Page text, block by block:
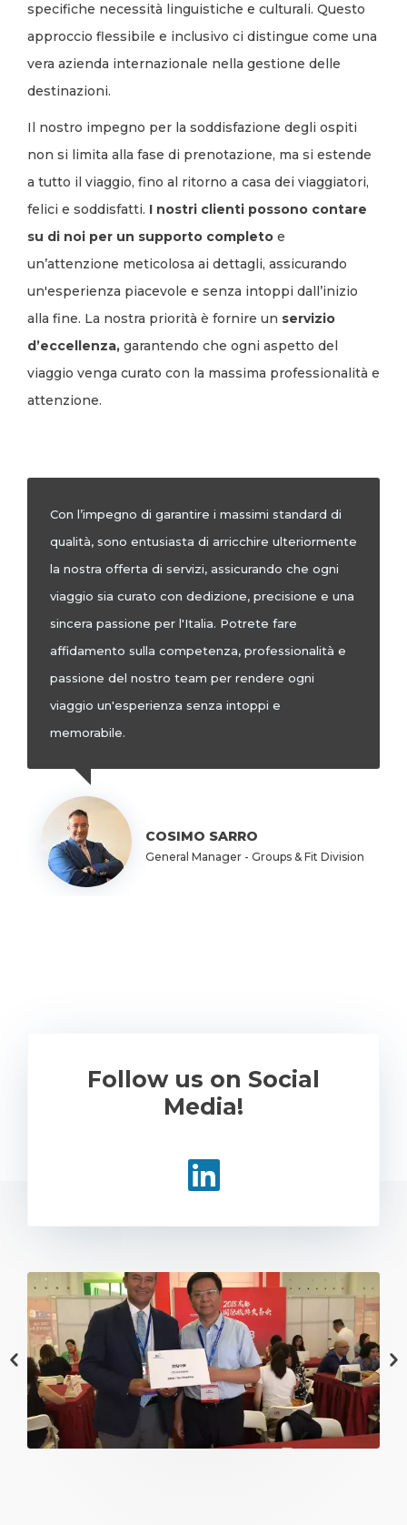
specifiche necessità linguistiche e culturali. Questo
approccio flessibile e inclusivo ci distingue come una
vera azienda internazionale nella gestione delle
destinazioni.
Il nostro impegno per la soddisfazione degli ospiti
non si limita alla fase di prenotazione, ma si estende
a tutto il viaggio, fino al ritorno a casa dei viaggiatori,
felici e soddisfatti. I nostri clienti possono contare
su di noi per un supporto completo e
un’attenzione meticolosa ai dettagli, assicurando
un'esperienza piacevole e senza intoppi dall’inizio
alla fine. La nostra priorità è fornire un servizio
d’eccellenza, garantendo che ogni aspetto del
viaggio venga curato con la massima professionalità e
attenzione.
Con l’impegno di garantire i massimi standard di
qualità, sono entusiasta di arricchire ulteriormente
la nostra offerta di servizi, assicurando che ogni
viaggio sia curato con dedizione, precisione e una
sincera passione per l'Italia. Potrete fare
affidamento sulla competenza, professionalità e
passione del nostro team per rendere ogni
viaggio un'esperienza senza intoppi e
memorabile.
Image
COSIMO SARRO
General Manager - Groups & Fit Division
Follow us on Social
Media!
Image